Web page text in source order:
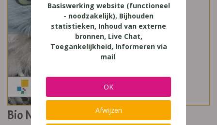
Bio Naturalis 3
Basiswerking website (functioneel
- noodzakelijk), Bijhouden
statistieken, Inhoud van externe
bronnen, Live Chat,
Toegankelijkheid, Informeren via
mail.
OK
Afwijzen